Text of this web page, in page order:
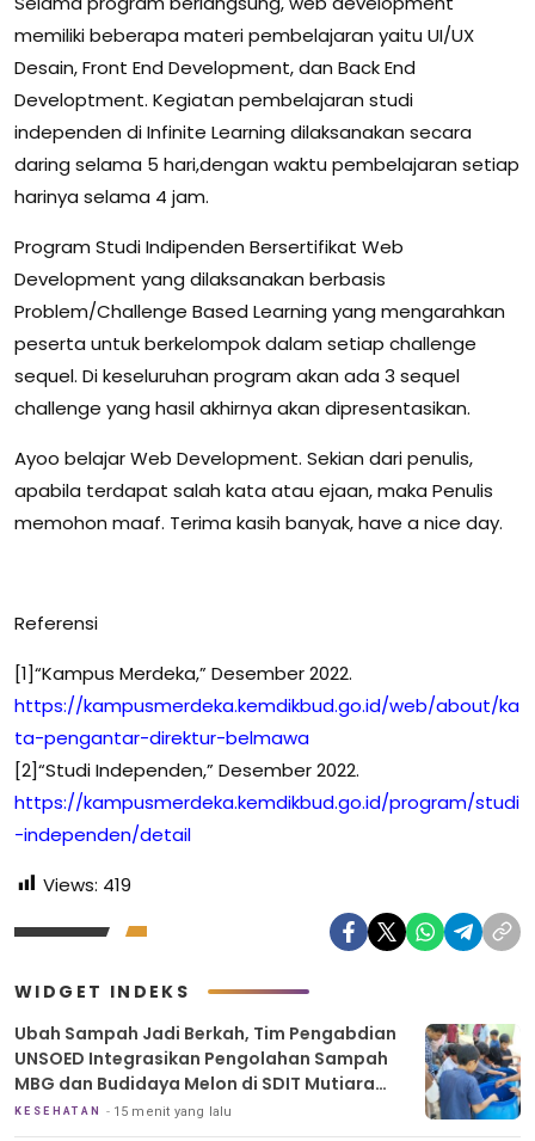
memiliki beberapa materi pembelajaran yaitu UI/UX
Desain, Front End Development, dan Back End
Developtment. Kegiatan pembelajaran studi
independen di Infinite Learning dilaksanakan secara
daring selama 5 hari,dengan waktu pembelajaran setiap
harinya selama 4 jam.
Program Studi Indipenden Bersertifikat Web
Development yang dilaksanakan berbasis
Problem/Challenge Based Learning yang mengarahkan
peserta untuk berkelompok dalam setiap challenge
sequel. Di keseluruhan program akan ada 3 sequel
challenge yang hasil akhirnya akan dipresentasikan.
Ayoo belajar Web Development. Sekian dari penulis,
apabila terdapat salah kata atau ejaan, maka Penulis
memohon maaf. Terima kasih banyak, have a nice day.
Referensi
[1]“Kampus Merdeka,” Desember 2022.
https://kampusmerdeka.kemdikbud.go.id/web/about/ka
ta-pengantar-direktur-belmawa
[2]“Studi Independen,” Desember 2022.
https://kampusmerdeka.kemdikbud.go.id/program/studi
-independen/detail
Views: 419
WIDGET INDEKS
Ubah Sampah Jadi Berkah, Tim Pengabdian
UNSOED Integrasikan Pengolahan Sampah
MBG dan Budidaya Melon di SDIT Mutiara
Hati Purwokerto
KESEHATAN 15 menit yang lalu